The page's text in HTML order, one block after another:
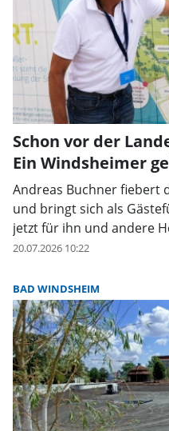
Schon vor der
Ein Windsheimer
Andreas Buchner fiebert
und bringt sich als
jetzt für ihn und andere
20.07.2026 10:22
BAD WINDSHEIM